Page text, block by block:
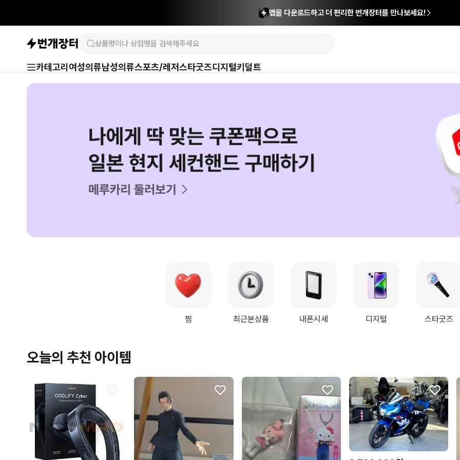
앱을 다운로드하고 더 편리한 번개장터를 만나보세요!
카테고리 여성의류남성의류스포츠/레저스타굿즈디지털키덜트
찜 최근본상품 내폰시세 디지털 스타굿즈
오늘의 추천 아이템